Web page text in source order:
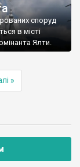
споруд
в місті
Ялти.
»